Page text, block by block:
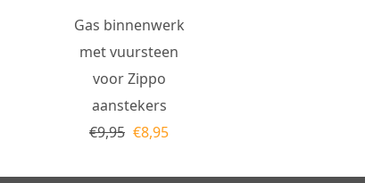
Gas binnenwerk
met vuursteen
voor Zippo
aanstekers
€9,95 €8,95